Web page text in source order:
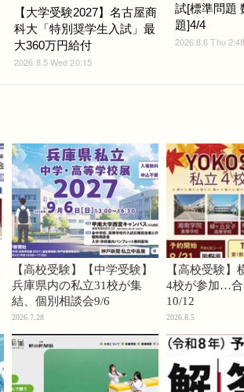
【大学受験2027】名古屋商
科大「特別奨学生入試」最
大360万円給付
2026.8.5 Wed 20:15
試[標準問題
題]4/4
2026.8.6 Thu 2:48
【高校受験】【中学受験】
兵庫県内の私立31校が集
結、個別相談会9/6
2026.7.28
【高校受験】
4校が参加…合
10/12
2026.8.5